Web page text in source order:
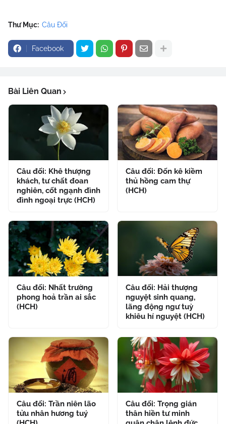
Thư Mục: Câu Đối
Facebook
Bài Liên Quan
Câu đối: Khê thượng
khách, tư chất đoan
nghiên, cốt ngạnh đình
đình ngoại trực (HCH)
Câu đối: Đốn kê kiềm
thủ hồng cam thự
(HCH)
Câu đối: Nhất trường
phong hoả trần ai sắc
(HCH)
Câu đối: Hải thượng
nguyệt sinh quang,
lãng động ngư tuỳ
khiêu hí nguyệt (HCH)
Câu đối: Trần niên lão
tửu nhân hương tuý
Câu đối: Trọng gián
thân hiền tư minh